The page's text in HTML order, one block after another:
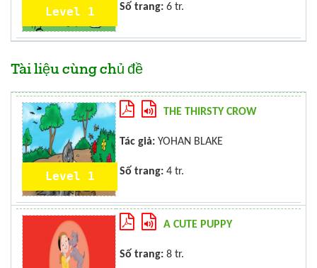
Level 1 Số trang: 6 tr.
Tài liệu cùng chủ đề
Level 1
THE THIRSTY CROW
Tác giả: YOHAN BLAKE
Số trang: 4 tr.
A CUTE PUPPY
Số trang: 8 tr.